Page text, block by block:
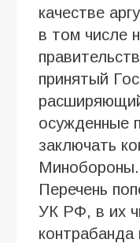
качестве
в том числе
принятый
осужденные
заключать
Минобороны.
Перечень
УК РФ, в их
контрабанда